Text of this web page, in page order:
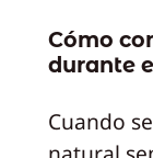
Cómo
durante
Cuando